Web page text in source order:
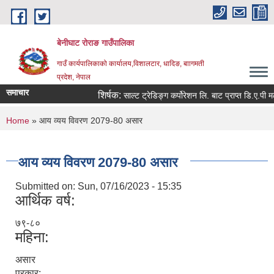
Skip to main content
बेनीघाट रोराङ गाउँपालिका
गाउँ कार्यपालिकाको कार्यालय,विशालटार, धादिङ, बाागमती
प्रदेश, नेपाल
समाचार शिर्षक:साल्ट ट्रेडिङ्ग कर्पोरेशन लि. बाट प्राप्त डि.ए.पी मलको
You are here
Home » आय व्यय विवरण 2079-80 असार
आय व्यय विवरण 2079-80 असार
Submitted on: Sun, 07/16/2023 - 15:35
आर्थिक वर्ष:
७९-८०
महिना:
असार